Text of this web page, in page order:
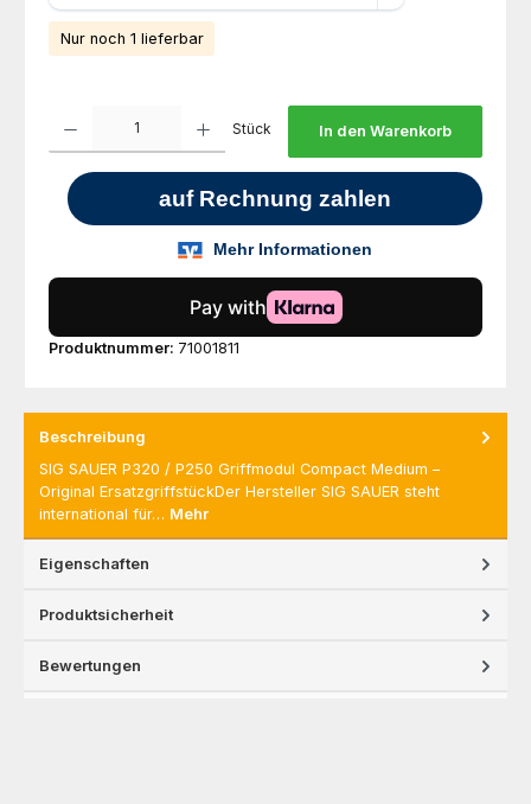
Nur noch 1 lieferbar
Stück In den Warenkorb
Produktnummer: 71001811
Beschreibung
SIG SAUER P320 / P250 Griffmodul Compact Medium –
Original ErsatzgriffstückDer Hersteller SIG SAUER steht
international für… Mehr
Eigenschaften
Produktsicherheit
Bewertungen